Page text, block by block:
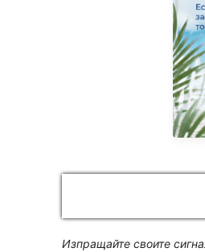
Изпращайте своите